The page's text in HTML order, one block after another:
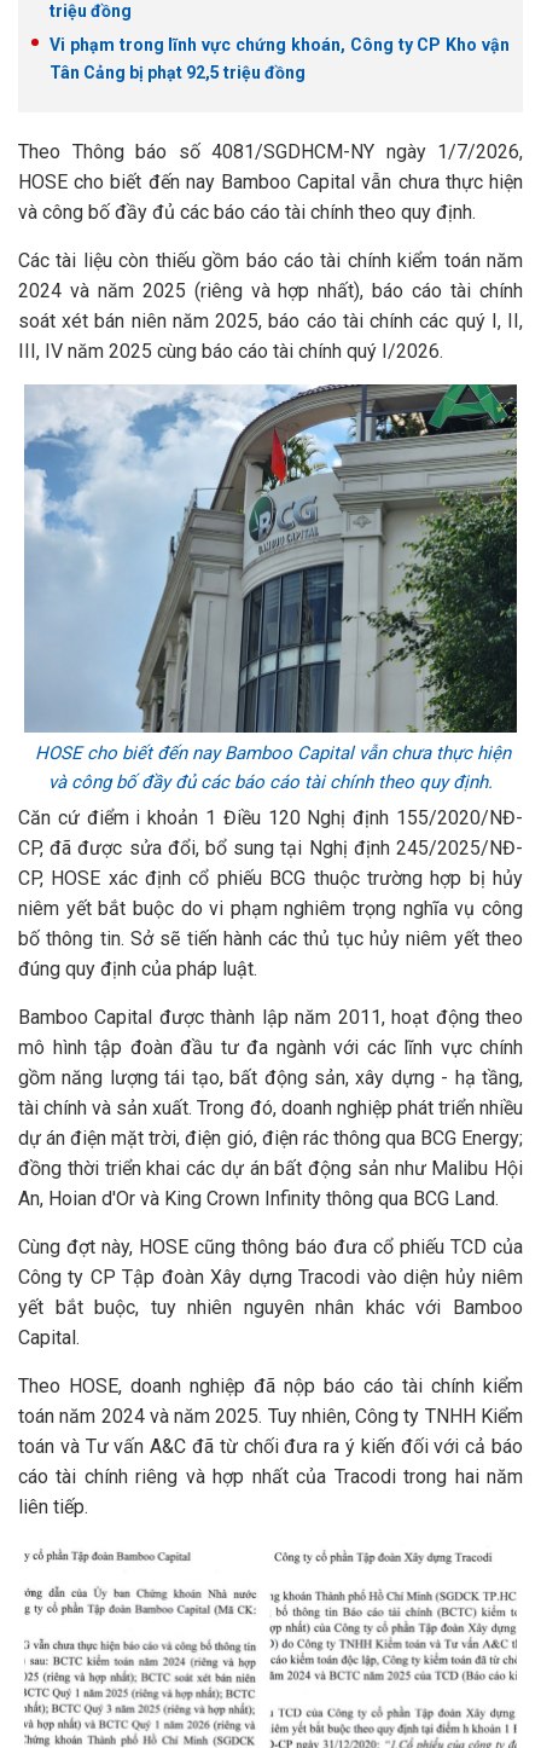
triệu đồng
Vi phạm trong lĩnh vực chứng khoán, Công ty CP Kho vận
Tân Cảng bị phạt 92,5 triệu đồng
Theo Thông báo số 4081/SGDHCM-NY ngày 1/7/2026,
HOSE cho biết đến nay Bamboo Capital vẫn chưa thực hiện
và công bố đầy đủ các báo cáo tài chính theo quy định.
Các tài liệu còn thiếu gồm báo cáo tài chính kiểm toán năm
2024 và năm 2025 (riêng và hợp nhất), báo cáo tài chính
soát xét bán niên năm 2025, báo cáo tài chính các quý I, II,
III, IV năm 2025 cùng báo cáo tài chính quý I/2026.
HOSE cho biết đến nay Bamboo Capital vẫn chưa thực hiện
và công bố đầy đủ các báo cáo tài chính theo quy định.
Căn cứ điểm i khoản 1 Điều 120 Nghị định 155/2020/NĐ-
CP, đã được sửa đổi, bổ sung tại Nghị định 245/2025/NĐ-
CP, HOSE xác định cổ phiếu BCG thuộc trường hợp bị hủy
niêm yết bắt buộc do vi phạm nghiêm trọng nghĩa vụ công
bố thông tin. Sở sẽ tiến hành các thủ tục hủy niêm yết theo
đúng quy định của pháp luật.
Bamboo Capital được thành lập năm 2011, hoạt động theo
mô hình tập đoàn đầu tư đa ngành với các lĩnh vực chính
gồm năng lượng tái tạo, bất động sản, xây dựng - hạ tầng,
tài chính và sản xuất. Trong đó, doanh nghiệp phát triển nhiều
dự án điện mặt trời, điện gió, điện rác thông qua BCG Energy;
đồng thời triển khai các dự án bất động sản như Malibu Hội
An, Hoian d'Or và King Crown Infinity thông qua BCG Land.
Cùng đợt này, HOSE cũng thông báo đưa cổ phiếu TCD của
Công ty CP Tập đoàn Xây dựng Tracodi vào diện hủy niêm
yết bắt buộc, tuy nhiên nguyên nhân khác với Bamboo
Capital.
Theo HOSE, doanh nghiệp đã nộp báo cáo tài chính kiểm
toán năm 2024 và năm 2025. Tuy nhiên, Công ty TNHH Kiểm
toán và Tư vấn A&C đã từ chối đưa ra ý kiến đối với cả báo
cáo tài chính riêng và hợp nhất của Tracodi trong hai năm
liên tiếp.